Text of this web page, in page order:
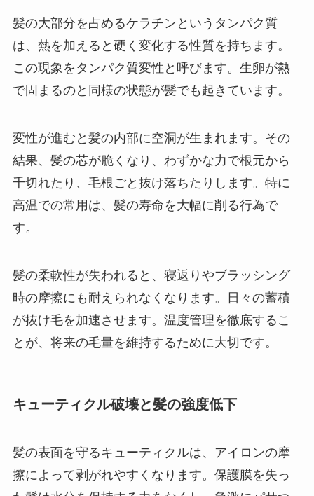
髪の大部分を占めるケラチンというタンパク質
は、熱を加えると硬く変化する性質を持ちます。
この現象をタンパク質変性と呼びます。生卵が熱
で固まるのと同様の状態が髪でも起きています。
変性が進むと髪の内部に空洞が生まれます。その
結果、髪の芯が脆くなり、わずかな力で根元から
千切れたり、毛根ごと抜け落ちたりします。特に
高温での常用は、髪の寿命を大幅に削る行為で
す。
髪の柔軟性が失われると、寝返りやブラッシング
時の摩擦にも耐えられなくなります。日々の蓄積
が抜け毛を加速させます。温度管理を徹底するこ
とが、将来の毛量を維持するために大切です。
キューティクル破壊と髪の強度低下
髪の表面を守るキューティクルは、アイロンの摩
擦によって剥がれやすくなります。保護膜を失っ